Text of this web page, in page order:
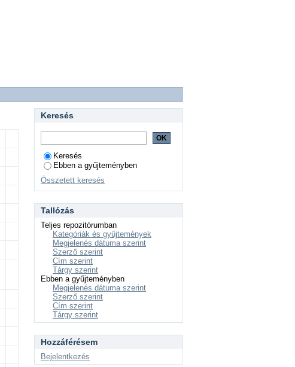
Keresés
Keresés
Ebben a gyűjteményben
Összetett keresés
Tallózás
Teljes repozitórumban
Kategóriák és gyűjtemények
Megjelenés dátuma szerint
Szerző szerint
Cím szerint
Tárgy szerint
Ebben a gyűjteményben
Megjelenés dátuma szerint
Szerző szerint
Cím szerint
Tárgy szerint
Hozzáférésem
Bejelentkezés